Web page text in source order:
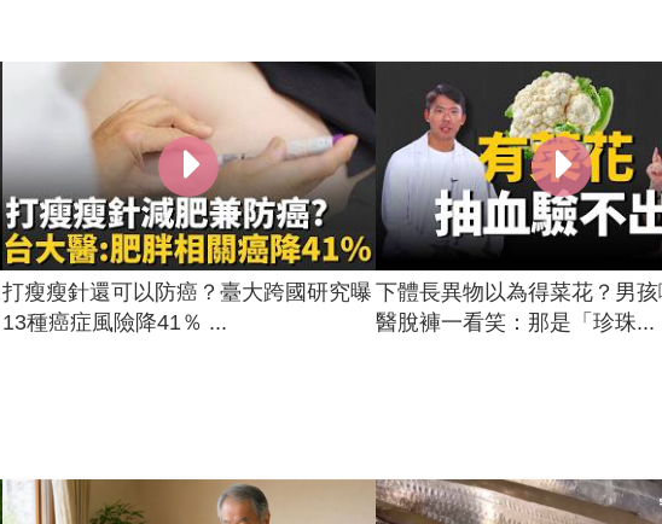
打瘦瘦針還可以防癌？臺大跨國研究曝
13種癌症風險降41％ ...
下體長異物以為得菜花？男
醫脫褲一看笑：那是「珍珠...